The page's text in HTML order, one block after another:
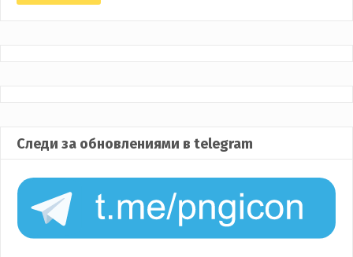
Следи за обновлениями в telegram